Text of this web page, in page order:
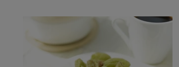
بمضادات الأكسدة وحلاوة
للزبيب الأخضر، بما في ذلك
يضمن الجودة والاتساق. مثالي
في مختلف أطباق المطبخ. جرب